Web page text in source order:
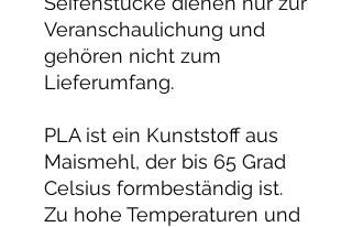
Veranschaulichung und
gehören nicht zum
Lieferumfang.
PLA ist ein Kunststoff aus
Maismehl, der bis 65 Grad
Celsius formbeständig ist.
Zu hohe Temperaturen und